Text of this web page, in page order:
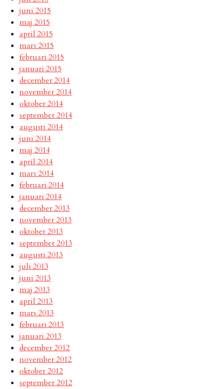
juni 2015
maj 2015
april 2015
mars 2015
februari 2015
januari 2015
december 2014
november 2014
oktober 2014
september 2014
augusti 2014
juni 2014
maj 2014
april 2014
mars 2014
februari 2014
januari 2014
december 2013
november 2013
oktober 2013
september 2013
augusti 2013
juli 2013
juni 2013
maj 2013
april 2013
mars 2013
februari 2013
januari 2013
december 2012
november 2012
oktober 2012
september 2012